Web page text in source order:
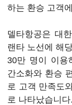
하는 환승 고객
델타항공은 대
랜타 노선에 해
30만 명이 이용
간소화와 환승
로 고객 만족도
로 나타났습니다.